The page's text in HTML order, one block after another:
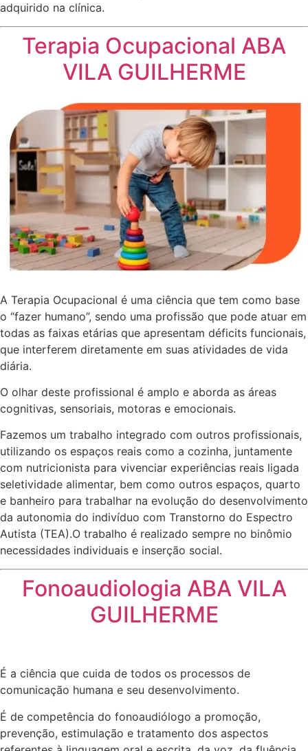
adquirido na clínica.
Terapia Ocupacional ABA
VILA GUILHERME
A Terapia Ocupacional é uma ciência que tem como base
o “fazer humano”, sendo uma profissão que pode atuar em
todas as faixas etárias que apresentam déficits funcionais,
que interferem diretamente em suas atividades de vida
diária.
O olhar deste profissional é amplo e aborda as áreas
cognitivas, sensoriais, motoras e emocionais.
Fazemos um trabalho integrado com outros profissionais,
utilizando os espaços reais como a cozinha, juntamente
com nutricionista para vivenciar experiências reais ligada
seletividade alimentar, bem como outros espaços, quarto
e banheiro para trabalhar na evolução do desenvolvimento
da autonomia do indivíduo com Transtorno do Espectro
Autista (TEA).O trabalho é realizado sempre no binômio
necessidades individuais e inserção social.
Fonoaudiologia ABA VILA
GUILHERME
É a ciência que cuida de todos os processos de
comunicação humana e seu desenvolvimento.
É de competência do fonoaudiólogo a promoção,
prevenção, estimulação e tratamento dos aspectos